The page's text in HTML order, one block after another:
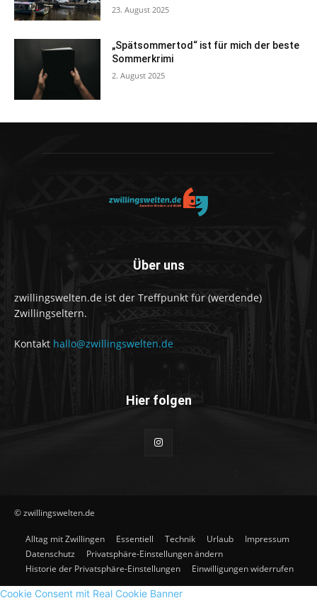
23. August 2025
„Spätsommertod“ ist für mich der beste
Sommerkrimi
2. August 2025
Über uns
zwillingswelten.de ist der Treffpunkt für (werdende)
Zwillingseltern.
Kontakt hallo@zwillingswelten.de
Hier folgen
© zwillingswelten.de
Alltag mit Zwillingen Essentiell Technik Urlaub
Impressum
Datenschutz
Privatsphäre-Einstellungen ändern
Historie der Privatsphäre-Einstellungen
Einwilligungen widerrufen
Cookie Consent mit Real Cookie Banner